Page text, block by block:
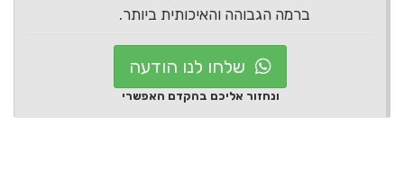
ברמה הגבוהה והאיכותית ביותר.
שלחו לנו הודעה
ונחזור אליכם בהקדם האפשרי